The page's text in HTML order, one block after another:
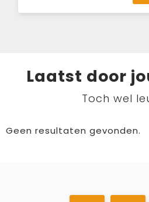
Laatst door
Toch wel
Geen resultaten gevonden.